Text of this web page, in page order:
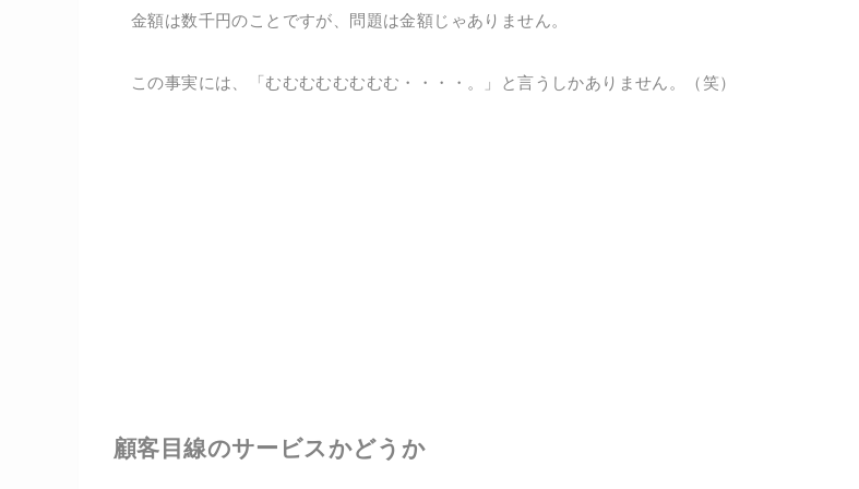
金額は数千円のことですが、問題は金額じゃありません。
この事実には、「むむむむむむむむ・・・・。」と言うしかありません。（笑）
顧客目線のサービスかどうか